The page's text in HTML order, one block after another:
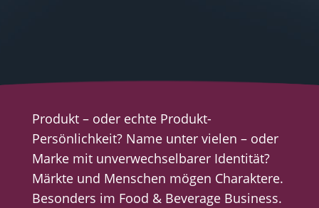
Produkt – oder echte Produkt-
Persönlichkeit? Name unter vielen – oder
Marke mit unverwechselbarer Identität?
Märkte und Menschen mögen Charaktere.
Besonders im Food & Beverage Business.